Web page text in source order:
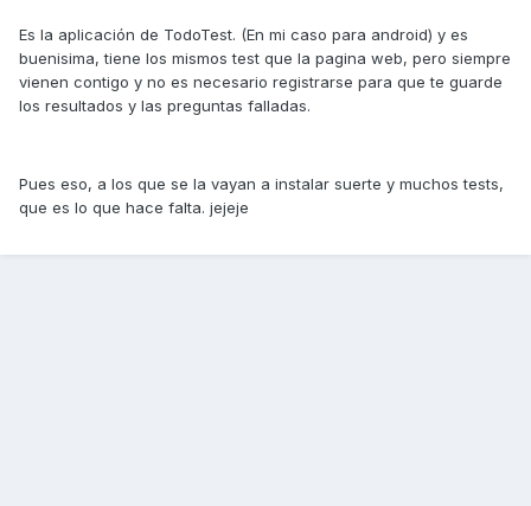
Es la aplicación de TodoTest. (En mi caso para android) y es
buenisima, tiene los mismos test que la pagina web, pero siempre
vienen contigo y no es necesario registrarse para que te guarde
los resultados y las preguntas falladas.
Pues eso, a los que se la vayan a instalar suerte y muchos tests,
que es lo que hace falta. jejeje